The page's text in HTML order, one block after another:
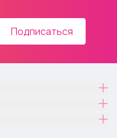
Подписаться